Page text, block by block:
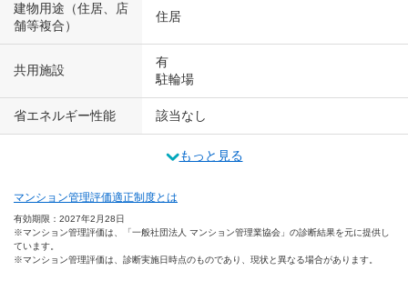
建物用途（住居、店
舗等複合）
住居
共用施設
有
駐輪場
省エネルギー性能 該当なし
もっと見る
マンション管理評価適正制度とは
有効期限：2027年2月28日
※マンション管理評価は、「一般社団法人 マンション管理業協会」の診断結果を元に提供し
ています。
※マンション管理評価は、診断実施日時点のものであり、現状と異なる場合があります。